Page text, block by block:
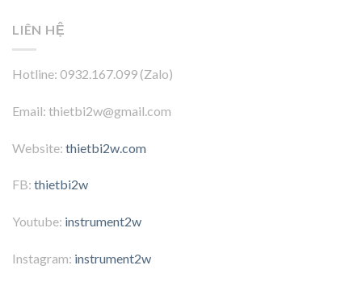
LIÊN HỆ
Hotline: 0932.167.099 (Zalo)
Email: thietbi2w@gmail.com
Website: thietbi2w.com
FB: thietbi2w
Youtube: instrument2w
Instagram: instrument2w